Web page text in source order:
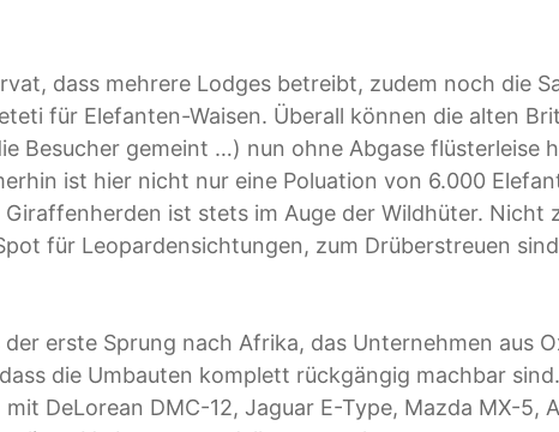
dass mehrere Lodges betreibt, zudem noch die
für Elefanten-Waisen. Überall können die alten
Besucher gemeint …) nun ohne Abgase flüsterleise
ist hier nicht nur eine Poluation von 6.000
ist stets im Auge der Wildhüter. Nicht
für Leopardensichtungen, zum Drüberstreuen
erste Sprung nach Afrika, das Unternehmen aus
die Umbauten komplett rückgängig machbar
DeLorean DMC-12, Jaguar E-Type, Mazda MX-5,